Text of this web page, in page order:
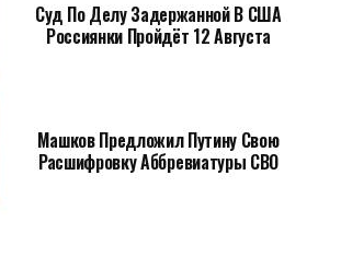
Суд По Делу Задержанной В США
Россиянки Пройдёт 12 Августа
Машков Предложил Путину Свою
Расшифровку Аббревиатуры СВО